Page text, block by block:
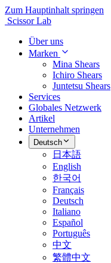
Zum Hauptinhalt springen
Scissor Lab
Über uns
Marken
Mina Shears
Ichiro Shears
Juntetsu Shears
Services
Globales Netzwerk
Artikel
Unternehmen
Deutsch
日本語
English
한국어
Français
Deutsch
Italiano
Español
Português
中文
繁體中文